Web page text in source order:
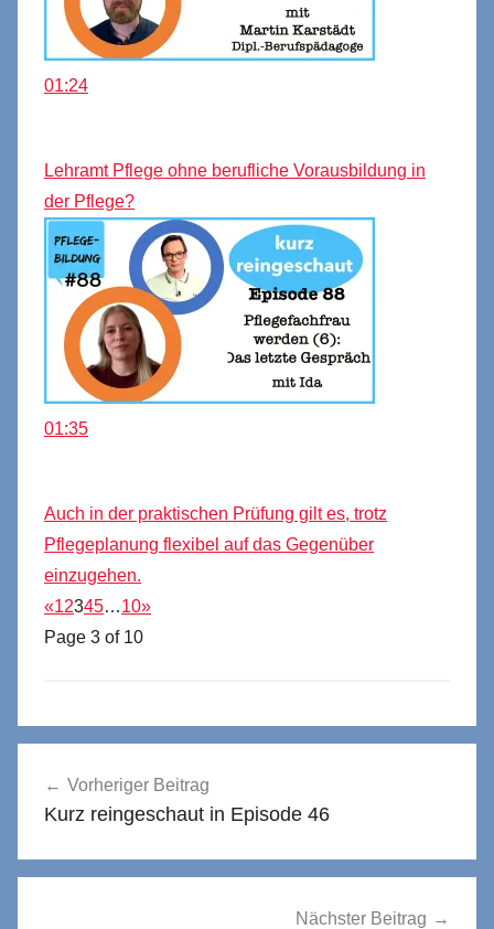
01:24
Lehramt Pflege ohne berufliche Vorausbildung in
der Pflege?
01:35
Auch in der praktischen Prüfung gilt es, trotz
Pflegeplanung flexibel auf das Gegenüber
einzugehen.
«12345…10»
Page 3 of 10
Vorheriger Beitrag
Kurz reingeschaut in Episode 46
Nächster Beitrag